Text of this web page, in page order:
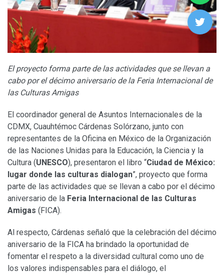
El proyecto forma parte de las actividades que se llevan a
cabo por el décimo aniversario de la Feria Internacional de
las Culturas Amigas
El coordinador general de Asuntos Internacionales de la
CDMX, Cuauhtémoc Cárdenas Solórzano, junto con
representantes de la Oficina en México de la Organización
de las Naciones Unidas para la Educación, la Ciencia y la
Cultura (UNESCO), presentaron el libro “Ciudad de México:
lugar donde las culturas dialogan”, proyecto que forma
parte de las actividades que se llevan a cabo por el décimo
aniversario de la Feria Internacional de las Culturas
Amigas (FICA).
Al respecto, Cárdenas señaló que la celebración del décimo
aniversario de la FICA ha brindado la oportunidad de
fomentar el respeto a la diversidad cultural como uno de
los valores indispensables para el diálogo, el